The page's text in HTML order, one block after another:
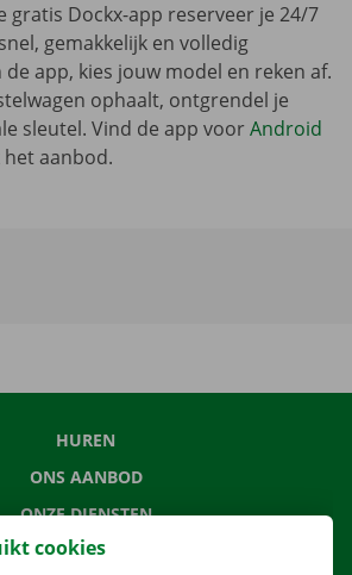
gratis Dockx-app reserveer je 24/7
gemakkelijk en volledig
app, kies jouw model en reken af.
ophaalt, ontgrendel je
sleutel. Vind de app voorAndroid
het aanbod.
HUREN
ONS AANBOD
ONZE DIENSTEN
LOCATIES
cookies